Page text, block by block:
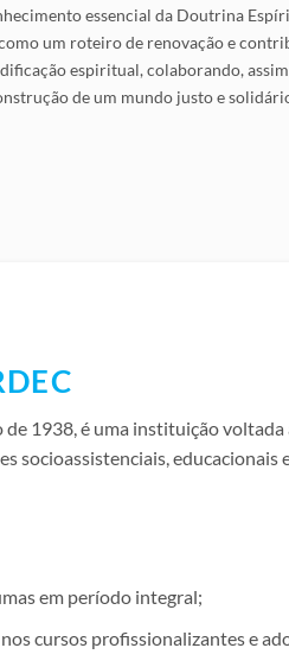
essencial da Doutrina
um roteiro de renovação e
espiritual, colaborando,
de um mundo justo e
1938, é uma instituição
socioassistenciais,
em período integral;
cursos profissionalizantes e